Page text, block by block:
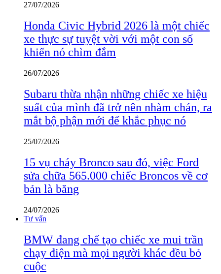
27/07/2026
Honda Civic Hybrid 2026 là một chiếc
xe thực sự tuyệt vời với một con số
khiến nó chìm đắm
26/07/2026
Subaru thừa nhận những chiếc xe hiệu
suất của mình đã trở nên nhàm chán, ra
mắt bộ phận mới để khắc phục nó
25/07/2026
15 vụ cháy Bronco sau đó, việc Ford
sửa chữa 565.000 chiếc Broncos về cơ
bản là băng
24/07/2026
Tư vấn
BMW đang chế tạo chiếc xe mui trần
chạy điện mà mọi người khác đều bỏ
cuộc